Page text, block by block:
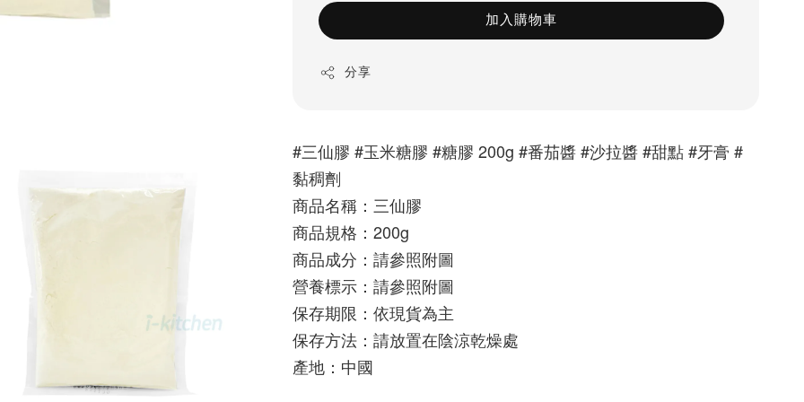
加入購物車
分享
#三仙膠 #玉米糖膠 #糖膠 200g #番茄醬 #沙拉醬 #甜點 #牙膏 #
黏稠劑
商品名稱：三仙膠
商品規格：200g
商品成分：請參照附圖
營養標示：請參照附圖
保存期限：依現貨為主
保存方法：請放置在陰涼乾燥處
產地：中國